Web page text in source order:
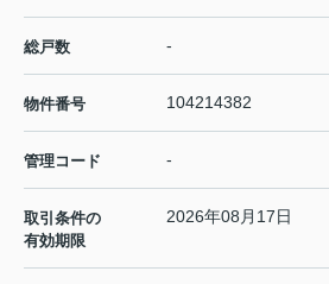
総戸数 -
物件番号 104214382
管理コード -
取引条件の
有効期限
2026年08月17日